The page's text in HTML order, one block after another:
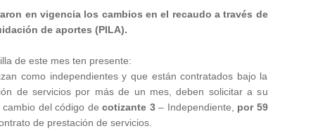
en vigencia los cambios en el recaudo a través de
de aportes (PILA).
de este mes ten presente:
como independientes y que están contratados bajo la
de servicios por más de un mes, deben solicitar a su
del código de cotizante 3– Independiente, por 59
de prestación de servicios.